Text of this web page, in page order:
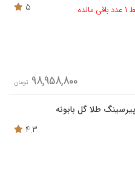
5
98,958,800 تومان
پیرسینگ طلا گل بابونه
4.3